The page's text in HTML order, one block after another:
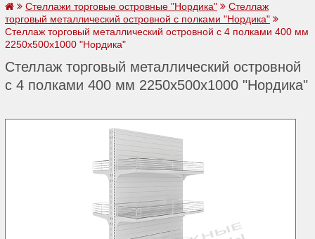
Стеллажи торговые островные "Нордика"
Стеллаж
торговый металлический островной с полками "Нордика"
Стеллаж торговый металлический островной с 4 полками 400 мм
2250х500х1000 "Нордика"
Стеллаж торговый металлический островной
с 4 полками 400 мм 2250х500х1000 "Нордика"